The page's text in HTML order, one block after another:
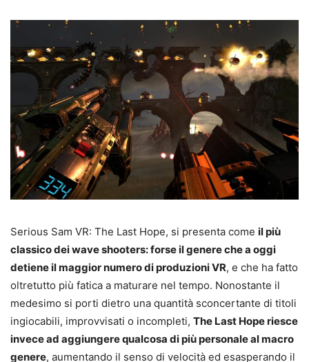
Serious Sam VR: The Last Hope, si presenta come il più
classico dei wave shooters: forse il genere che a oggi
detiene il maggior numero di produzioni VR, e che ha fatto
oltretutto più fatica a maturare nel tempo. Nonostante il
medesimo si porti dietro una quantità sconcertante di titoli
ingiocabili, improvvisati o incompleti, The Last Hope riesce
invece ad aggiungere qualcosa di più personale al macro
genere, aumentando il senso di velocità ed esasperando il